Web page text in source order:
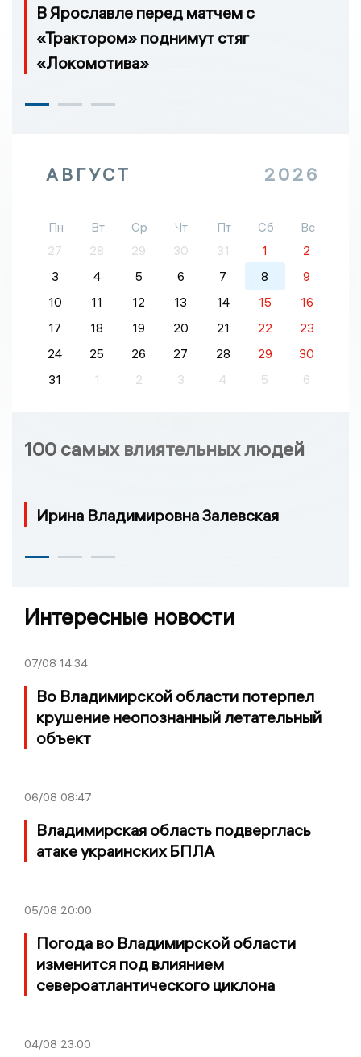
В Ярославле перед матчем с
«Трактором» поднимут стяг
«Локомотива»
АВГУСТ 2026
Пн Вт Ср Чт Пт Сб
Вс
27
28 29 30 31 1
2
3
4 5 6 7 8
9
10
11 12 13 14 15
16
17
18 19 20 21 22
23
24
25 26 27 28 29
30
31
1 2 3 4 5 6
100 самых влиятельных людей
Ирина Владимировна Залевская
Интересные новости
07/08 14:34
Во Владимирской области потерпел
крушение неопознанный летательный
объект
06/08 08:47
Владимирская область подверглась
атаке украинских БПЛА
05/08 20:00
Погода во Владимирской области
изменится под влиянием
североатлантического циклона
04/08 23:00